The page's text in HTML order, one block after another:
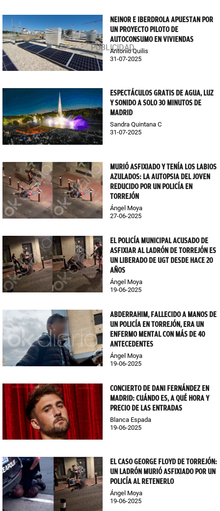
NEINOR E IBERDROLA APUESTAN POR
UN PROYECTO PILOTO DE
AUTOCONSUMO EN VIVIENDAS
Antonio Quilis
31-07-2025
ESPECTÁCULOS GRATIS DE AGUA, LUZ
Y SONIDO A SOLO 30 MINUTOS DE
MADRID
Sandra Quintana C
31-07-2025
MURIÓ ASFIXIADO Y TENÍA LOS LABIOS
AZULADOS: LA AUTOPSIA DEL JOVEN
REDUCIDO POR UN POLICÍA EN
TORREJÓN
Ángel Moya
27-06-2025
EL POLICÍA MUNICIPAL ACUSADO DE
ASFIXIAR AL LADRÓN DE TORREJÓN ES
UN LIBERADO DE UGT DESDE HACE 20
AÑOS
Ángel Moya
19-06-2025
ABDERRAHIM, FALLECIDO A MANOS DE
UN POLICÍA EN TORREJÓN, ERA UN
ENFERMO MENTAL CON MÁS DE 40
ANTECEDENTES
Ángel Moya
19-06-2025
CONCIERTO DE DANI FERNÁNDEZ EN
MADRID: CUÁNDO ES, A QUÉ HORA Y
PRECIO DE LAS ENTRADAS
Blanca Espada
19-06-2025
EL CASO GEORGE FLOYD DE TORREJÓN:
UN LADRÓN MURIÓ ASFIXIADO POR UN
POLICÍA AL RETENERLO
Ángel Moya
19-06-2025